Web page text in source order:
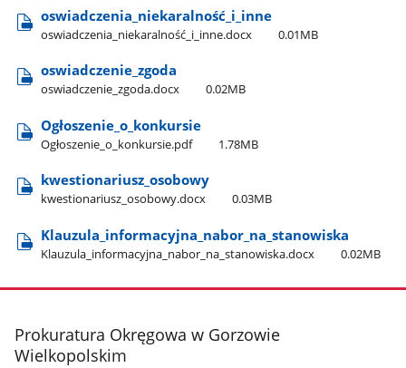
oswiadczenia​_niekaralność​_i​_inne
oswiadczenia​_niekaralność​_i​_inne.docx 0.01MB
oswiadczenie​_zgoda
oswiadczenie​_zgoda.docx 0.02MB
Ogłoszenie​_o​_konkursie
Ogłoszenie​_o​_konkursie.pdf 1.78MB
kwestionariusz​_osobowy
kwestionariusz​_osobowy.docx 0.03MB
Klauzula​_informacyjna​_nabor​_na​_stanowiska
Klauzula​_informacyjna​_nabor​_na​_stanowiska.docx 0.02MB
stopka
Prokuratura Okręgowa w Gorzowie
Wielkopolskim